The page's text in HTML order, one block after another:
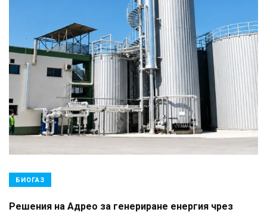
БИОГАЗ
Решения на Адрео за генериране енергия чрез